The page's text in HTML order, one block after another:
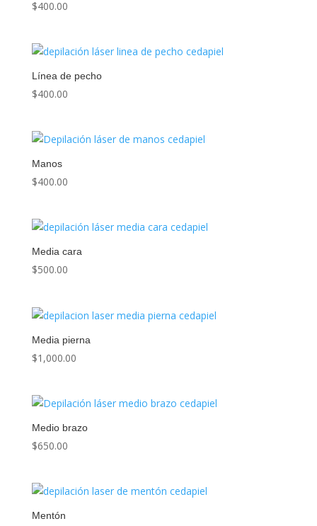
$400.00
Línea de pecho
$400.00
Manos
$400.00
Media cara
$500.00
Media pierna
$1,000.00
Medio brazo
$650.00
Mentón